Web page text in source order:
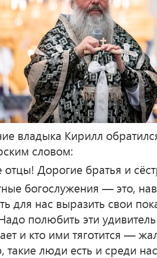
владыка Кирилл
словом:
отцы! Дорогие братья и
богослужения — это,
для нас выразить свои
полюбить эти
и кто ими тяготится —
люди есть и среди